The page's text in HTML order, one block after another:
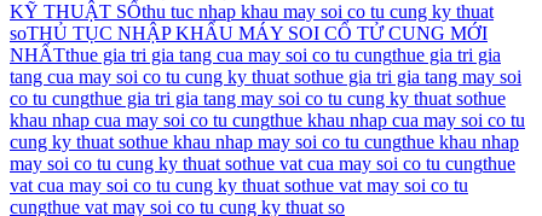
KỸ THUẬT SỐthu tuc nhap khau may soi co tu cung ky thuat
soTHỦ TỤC NHẬP KHẨU MÁY SOI CỔ TỬ CUNG MỚI
NHẤTthue gia tri gia tang cua may soi co tu cungthue gia tri gia
tang cua may soi co tu cung ky thuat sothue gia tri gia tang may soi
co tu cungthue gia tri gia tang may soi co tu cung ky thuat sothue
khau nhap cua may soi co tu cungthue khau nhap cua may soi co tu
cung ky thuat sothue khau nhap may soi co tu cungthue khau nhap
may soi co tu cung ky thuat sothue vat cua may soi co tu cungthue
vat cua may soi co tu cung ky thuat sothue vat may soi co tu
cungthue vat may soi co tu cung ky thuat so